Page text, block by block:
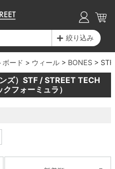
絞り込み
ボード ウィール BONES STF
ズ）STF / STREET TECH
フォーミュラ）
当日発送！
料無料！
と20日は3倍！
品）
当日発送！
料無料！
と20日は3倍！
デッキ）
当日発送！
料無料！
と20日は3倍！
のトラック）
当日発送！
料無料！
と20日は3倍！
のウィール）
当日発送！
料無料！
と20日は3倍！
当日発送！
料無料！
と20日は3倍！
当日発送！
料無料！
と20日は3倍！
当日発送！
料無料！
と20日は3倍！
当日発送！
料無料！
と20日は3倍！